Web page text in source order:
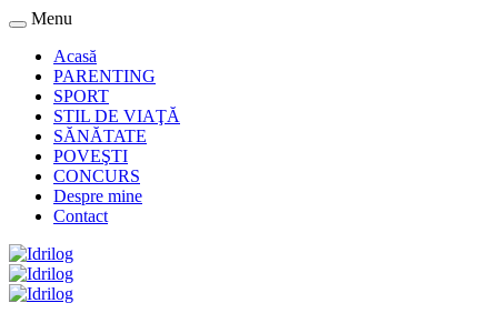
Menu
Acasă
PARENTING
SPORT
STIL DE VIAŢĂ
SĂNĂTATE
POVEŞTI
CONCURS
Despre mine
Contact